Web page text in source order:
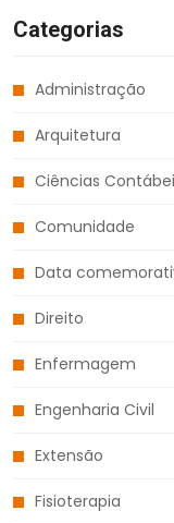
Categorias
Administração
Arquitetura
Ciências
Comunidade
Data
Direito
Enfermagem
Engenharia Civil
Extensão
Fisioterapia